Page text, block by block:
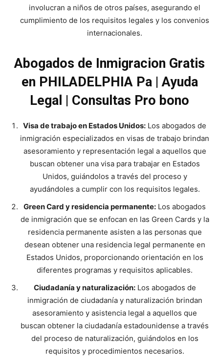
involucran a niños de otros países, asegurando el
cumplimiento de los requisitos legales y los convenios
internacionales.
Abogados de Inmigracion Gratis
en PHILADELPHIA Pa | Ayuda
Legal | Consultas Pro bono
Visa de trabajo en Estados Unidos: Los abogados de
inmigración especializados en visas de trabajo brindan
asesoramiento y representación legal a aquellos que
buscan obtener una visa para trabajar en Estados
Unidos, guiándolos a través del proceso y
ayudándoles a cumplir con los requisitos legales.
Green Card y residencia permanente: Los abogados
de inmigración que se enfocan en las Green Cards y la
residencia permanente asisten a las personas que
desean obtener una residencia legal permanente en
Estados Unidos, proporcionando orientación en los
diferentes programas y requisitos aplicables.
Ciudadanía y naturalización:Los abogados de
inmigración de ciudadanía y naturalización brindan
asesoramiento y asistencia legal a aquellos que
buscan obtener la ciudadanía estadounidense a través
del proceso de naturalización, guiándolos en los
requisitos y procedimientos necesarios.